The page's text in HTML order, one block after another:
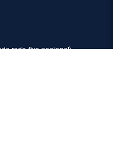
rede fixa nacional)